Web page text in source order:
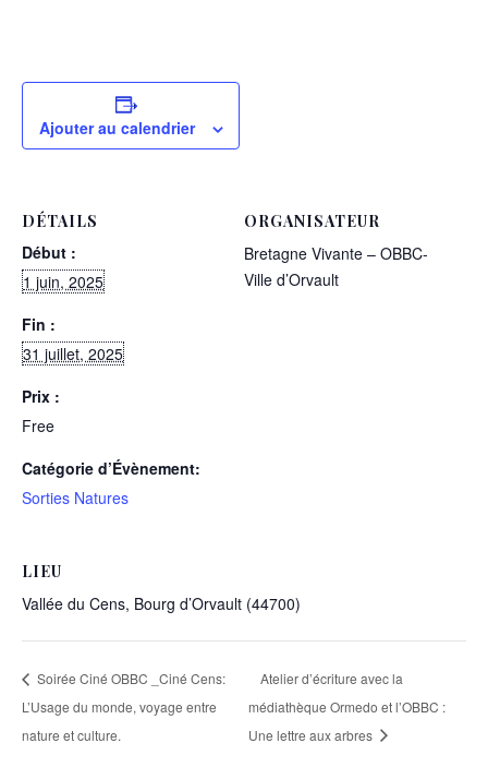
Ajouter au calendrier
DÉTAILS
Début :
1 juin, 2025
Fin :
31 juillet, 2025
Prix :
Free
Catégorie d’Évènement:
Sorties Natures
ORGANISATEUR
Bretagne Vivante – OBBC-
Ville d’Orvault
LIEU
Vallée du Cens, Bourg d’Orvault (44700)
Soirée Ciné OBBC _Ciné Cens:
L’Usage du monde, voyage entre
nature et culture.
Atelier d’écriture avec la
médiathèque Ormedo et l’OBBC :
Une lettre aux arbres